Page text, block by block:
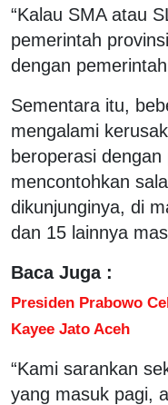
“Kalau SMA atau
pemerintah
dengan
Sementara itu,
mengalami
beroperasi
mencontohkan
dikunjunginya, di
dan 15 lainnya
Baca Juga :
Presiden Prabowo
Kayee Jato Aceh
“Kami sarankan
yang masuk pagi,